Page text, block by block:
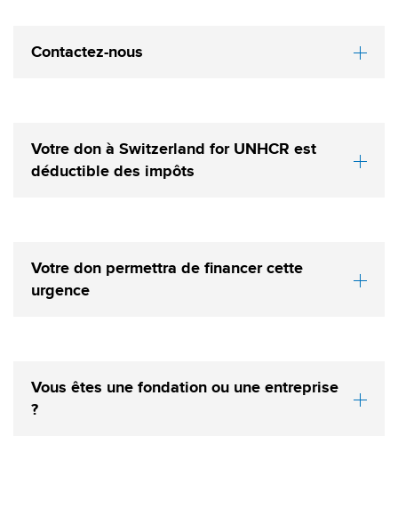
Contactez-nous
Votre don à Switzerland for UNHCR est
déductible des impôts
Votre don permettra de financer cette
urgence
Vous êtes une fondation ou une entreprise
?